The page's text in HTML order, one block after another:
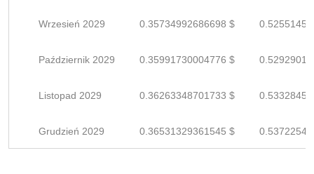
Wrzesień 2029 0.35734992686698 $
Październik 2029 0.35991730004776 $
Listopad 2029 0.36263348701733 $
Grudzień 2029 0.36531329361545 $